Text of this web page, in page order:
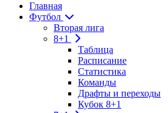
Главная
Футбол
Вторая лига
8+1
Таблица
Расписание
Статистика
Команды
Драфты и переходы
Кубок 8+1